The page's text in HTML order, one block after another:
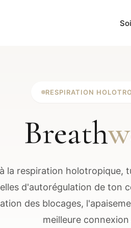
RESPIRATION
Breath
la respiration holotropique,
d'autorégulation de ton
des blocages,
meilleure connexion